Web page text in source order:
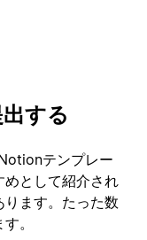
する
テンプレー
めとして紹介され
ます。たった数
。